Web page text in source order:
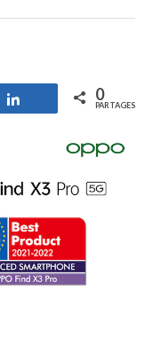
Partagez 0
PARTAGES